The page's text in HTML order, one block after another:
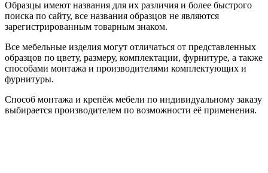
Образцы имеют названия для их различия и более быстрого
поиска по сайту, все названия образцов не являются
зарегистрированным товарным знаком.
Все мебельные изделия могут отличаться от представленных
образцов по цвету, размеру, комплектации, фурнитуре, а также
способами монтажа и производителями комплектующих и
фурнитуры.
Способ монтажа и крепёж мебели по индивидуальному заказу
выбирается производителем по возможности её применения.